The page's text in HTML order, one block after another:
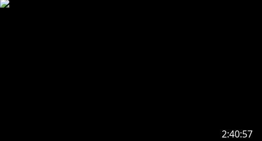
2:40:57